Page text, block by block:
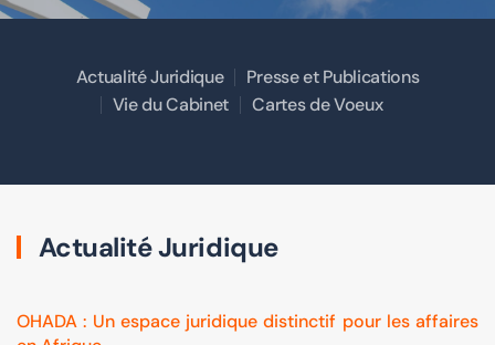
Actualité Juridique
Presse et Publications
Vie du Cabinet
Cartes de Voeux
Actualité Juridique
OHADA : Un espace juridique distinctif pour les affaires